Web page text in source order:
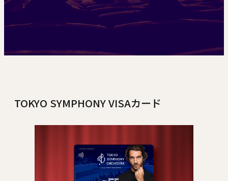
TOKYO SYMPHONY VISAカード